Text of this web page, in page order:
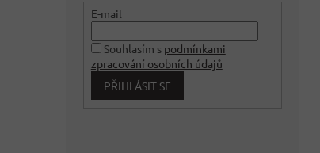
E-mail
Souhlasím s podmínkami
zpracování osobních údajů
PŘIHLÁSIT SE